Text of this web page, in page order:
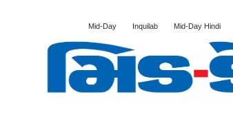
Mid-Day Inquilab Mid-Day Hindi